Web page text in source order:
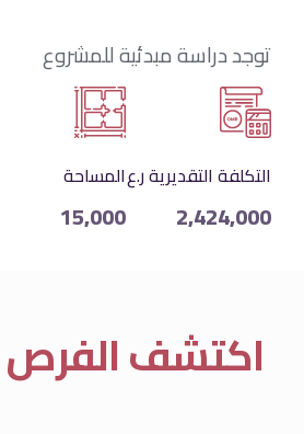
توجد دراسة مبدئية للمشروع
التكلفة التقديرية ر.ع
2,424,000
المساحة
15,000
اكتشف الفرص